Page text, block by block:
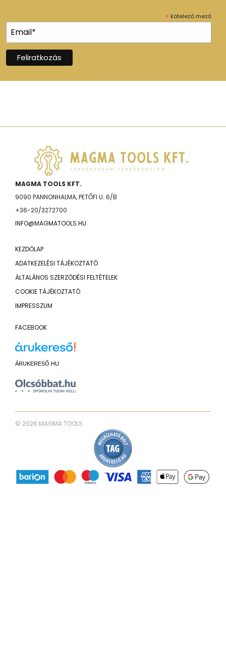
* kötelező mező
MAGMA TOOLS KFT.
9090 PANNONHALMA, PETŐFI U. 6/B
+36-20/3272700
INFO@MAGMATOOLS.HU
KEZDŐLAP
ADATKEZELÉSI TÁJÉKOZTATÓ
ÁLTALÁNOS SZERZŐDÉSI FELTÉTELEK
COOKIE TÁJÉKOZTATÓ
IMPRESSZUM
FACEBOOK
ÁRUKERESŐ.HU
© 2026 MAGMA TOOLS